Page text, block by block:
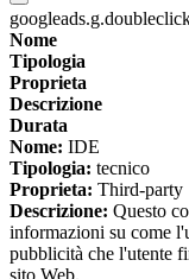
Nome
Tipologia
Proprieta
Descrizione
Durata
Nome: IDE
Tipologia: tecnico
Proprieta: Third-party
Descrizione: Questo
informazioni su come
pubblicità che l'utente